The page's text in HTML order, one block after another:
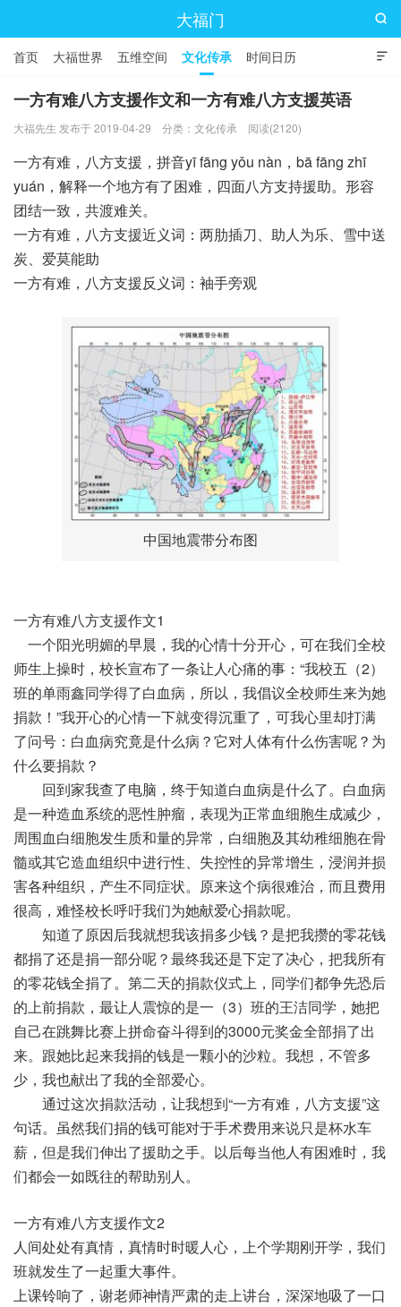
大福门

首页 大福世界 五维空间 文化传承 时间日历

一方有难八方支援作文和一方有难八方支援英语
大福先生 发布于 2019-04-29 分类： 文化传承 阅读(2120)
一方有难，八方支援，拼音yī fāng yǒu nàn，bā fāng zhī
yuán，解释一个地方有了困难，四面八方支持援助。形容
团结一致，共渡难关。
一方有难，八方支援近义词：两肋插刀、助人为乐、雪中送
炭、爱莫能助
一方有难，八方支援反义词：袖手旁观
中国地震带分布图
一方有难八方支援作文1
一个阳光明媚的早晨，我的心情十分开心，可在我们全校
师生上操时，校长宣布了一条让人心痛的事：“我校五（2）
班的单雨鑫同学得了白血病，所以，我倡议全校师生来为她
捐款！”我开心的心情一下就变得沉重了，可我心里却打满
了问号：白血病究竟是什么病？它对人体有什么伤害呢？为
什么要捐款？
回到家我查了电脑，终于知道白血病是什么了。白血病
是一种造血系统的恶性肿瘤，表现为正常血细胞生成减少，
周围血白细胞发生质和量的异常，白细胞及其幼稚细胞在骨
髓或其它造血组织中进行性、失控性的异常增生，浸润并损
害各种组织，产生不同症状。原来这个病很难治，而且费用
很高，难怪校长呼吁我们为她献爱心捐款呢。
知道了原因后我就想我该捐多少钱？是把我攒的零花钱
都捐了还是捐一部分呢？最终我还是下定了决心，把我所有
的零花钱全捐了。第二天的捐款仪式上，同学们都争先恐后
的上前捐款，最让人震惊的是一（3）班的王洁同学，她把
自己在跳舞比赛上拼命奋斗得到的3000元奖金全部捐了出
来。跟她比起来我捐的钱是一颗小的沙粒。我想，不管多
少，我也献出了我的全部爱心。
通过这次捐款活动，让我想到“一方有难，八方支援”这
句话。虽然我们捐的钱可能对于手术费用来说只是杯水车
薪，但是我们伸出了援助之手。以后每当他人有困难时，我
们都会一如既往的帮助别人。
一方有难八方支援作文2
人间处处有真情，真情时时暖人心，上个学期刚开学，我们
班就发生了一起重大事件。
上课铃响了，谢老师神情严肃的走上讲台，深深地吸了一口